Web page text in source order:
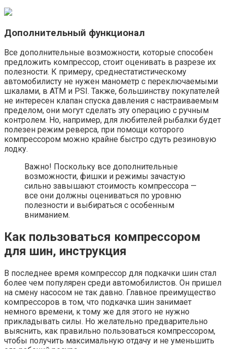
Дополнительный функционал
Все дополнительные возможности, которые способен
предложить компрессор, стоит оценивать в разрезе их
полезности. К примеру, среднестатистическому
автомобилисту не нужен манометр с переключаемыми
шкалами, в АТМ и PSI. Также, большинству покупателей
не интересен клапан спуска давления с настраиваемым
пределом, они могут сделать эту операцию с ручным
контролем. Но, например, для любителей рыбалки будет
полезен режим реверса, при помощи которого
компрессором можно крайне быстро сдуть резиновую
лодку.
Важно! Поскольку все дополнительные
возможности, фишки и режимы зачастую
сильно завышают стоимость компрессора —
все они должны оцениваться по уровню
полезности и выбираться с особенным
вниманием.
Как пользоваться компрессором
для шин, инструкция
В последнее время компрессор для подкачки шин стал
более чем популярен среди автомобилистов. Он пришел
на смену насосом не так давно. Главное преимущество
компрессоров в том, что подкачка шин занимает
немного времени, к тому же для этого не нужно
прикладывать силы. Но желательно предварительно
выяснить, как правильно пользоваться компрессором,
чтобы получить максимальную отдачу и не уменьшить